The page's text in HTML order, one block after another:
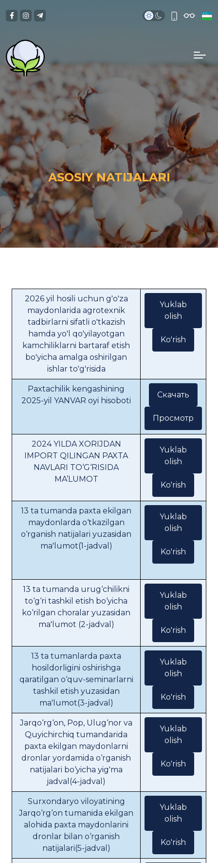
ASOSIY NATIJALARI
2026 yil hosili uchun g'o'za
maydonlarida agrotexnik
tadbirlarni sifatli o'tkazish
hamda yo'l qo'yilayotgan
kamchiliklarni bartaraf etish
bo'yicha amalga oshirilgan
ishlar to'g'risida
Yuklab
olish
Ko'rish
Paxtachilik kengashining
2025-yil YANVAR oyi hisoboti
Скачать
Просмотр
2024 YILDA XORIJDAN
IMPORT QILINGAN PAXTA
NAVLARI TO‘G‘RISIDA
MA’LUMOT
Yuklab
olish
Ko'rish
13 ta tumanda paxta ekilgan
maydonlarda o‘tkazilgan
o‘rganish natijalari yuzasidan
ma'lumot(1-jadval)
Yuklab
olish
Ko'rish
13 ta tumanda urug‘chilikni
to‘g‘ri tashkil etish bo‘yicha
ko‘rilgan choralar yuzasidan
ma'lumot (2-jadval)
Yuklab
olish
Ko'rish
13 ta tumanlarda paxta
hosildorligini oshirishga
qaratilgan o‘quv-seminarlarni
tashkil etish yuzasidan
ma'lumot(3-jadval)
Yuklab
olish
Ko'rish
Jarqo‘rg‘on, Pop, Ulug‘nor va
Quyichirchiq tumandarida
paxta ekilgan maydonlarni
dronlar yordamida o‘rganish
natijalari bo‘yicha yig'ma
jadval(4-jadval)
Yuklab
olish
Ko'rish
Surxondaryo viloyatining
Jarqo‘rg‘on tumanida ekilgan
alohida paxta maydonlarini
dronlar bilan o‘rganish
natijalari(5-jadval)
Yuklab
olish
Ko'rish